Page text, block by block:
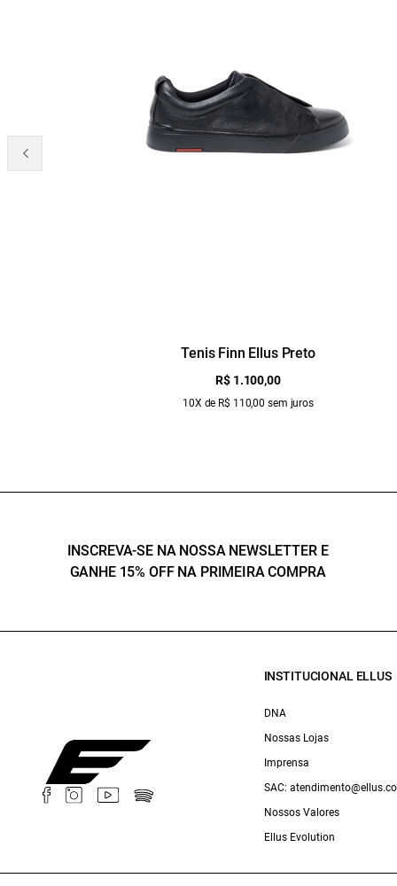
Tenis Finn Ellus Preto
R$ 1.100,00
10X de R$ 110,00 sem juros
INSCREVA-SE NA NOSSA NEWSLETTER E
GANHE 15% OFF NA PRIMEIRA COMPRA
INSTITUCIONAL ELLUS
DNA
Nossas Lojas
Imprensa
SAC:
Nossos Valores
Ellus Evolution